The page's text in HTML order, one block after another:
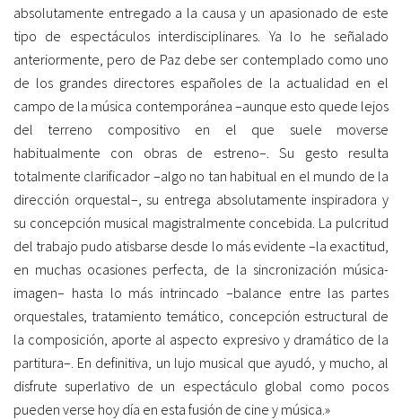
absolutamente entregado a la causa y un apasionado de este
tipo de espectáculos interdisciplinares. Ya lo he señalado
anteriormente, pero de Paz debe ser contemplado como uno
de los grandes directores españoles de la actualidad en el
campo de la música contemporánea –aunque esto quede lejos
del terreno compositivo en el que suele moverse
habitualmente con obras de estreno–. Su gesto resulta
totalmente clarificador –algo no tan habitual en el mundo de la
dirección orquestal–, su entrega absolutamente inspiradora y
su concepción musical magistralmente concebida. La pulcritud
del trabajo pudo atisbarse desde lo más evidente –la exactitud,
en muchas ocasiones perfecta, de la sincronización música-
imagen– hasta lo más intrincado –balance entre las partes
orquestales, tratamiento temático, concepción estructural de
la composición, aporte al aspecto expresivo y dramático de la
partitura–. En definitiva, un lujo musical que ayudó, y mucho, al
disfrute superlativo de un espectáculo global como pocos
pueden verse hoy día en esta fusión de cine y música.»